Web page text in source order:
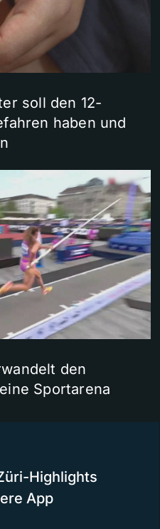
soll den 12-
haben und
den
Sportarena
Highlights
App